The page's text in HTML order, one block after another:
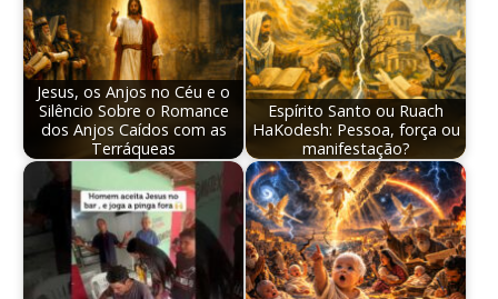
Jesus, os Anjos no Céu e o
Silêncio Sobre o Romance
dos Anjos Caídos com as
Terráqueas
Espírito Santo ou Ruach
HaKodesh: Pessoa, força ou
manifestação?